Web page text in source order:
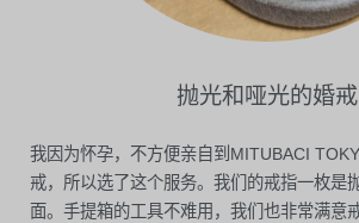
抛光和哑光的婚戒
我因为怀孕，不方便亲自到MITUBACI
戒，所以选了这个服务。我们的戒指一枚是
面。手提箱的工具不难用，我们也非常满意